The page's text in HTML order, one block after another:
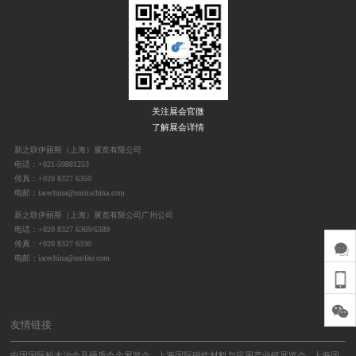
关注展会官微
了解展会详情
新之联伊丽斯（上海）展览有限公司
电话：+021-59881253
传真：+020 8327 6350
电邮：iacechina@unirischina.com
新之联伊丽斯（上海）展览有限公司广州公司
电话：+020 8327 6369/6389
传真：+020 8327 6330
电邮：iacechina@unifair.com
友情链接